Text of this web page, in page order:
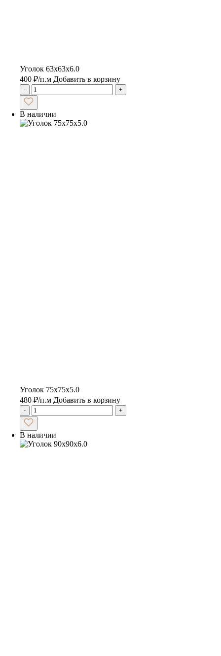
Уголок 63х63х6.0
400 ₽/п.м Добавить в корзину
- +
В наличии
Уголок 75х75х5.0
480 ₽/п.м Добавить в корзину
- +
В наличии